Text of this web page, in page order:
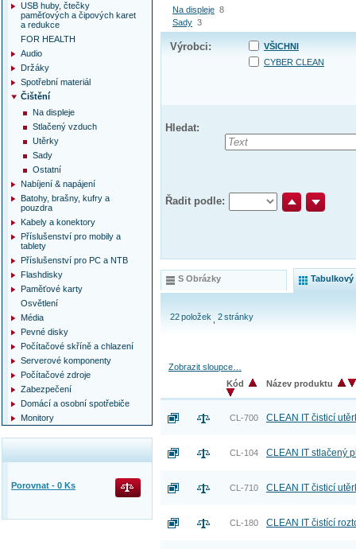
Na displeje 8
Sady 3
Výrobci:
VŠICHNI
CYBER CLEAN
Hledat:
Řadit podle:
S Obrázky Tabulkový
22položek 2stránky
Zobrazit sloupce…
Kód
Název produktu
CL-700 CLEAN IT čisticí
CL-104 CLEAN IT stlačený
CL-710 CLEAN IT čisticí
CL-180 CLEAN IT čistící
USB huby, čtečky
paměťových a čipových karet
a redukce
FOR HEALTH
Audio
Držáky
Spotřební materiál
Čištění
Na displeje
Stlačený vzduch
Utěrky
Sady
Ostatní
Nabíjení & napájení
Batohy, brašny, kufry a
pouzdra
Kabely a konektory
Příslušenství pro mobily a
tablety
Příslušenství pro PC a NTB
Flashdisky
Paměťové karty
Osvětlení
Média
Pevné disky
Počítačové skříně a chlazení
Serverové komponenty
Počítačové zdroje
Zabezpečení
Domácí a osobní spotřebiče
Monitory
Porovnat - 0 Ks